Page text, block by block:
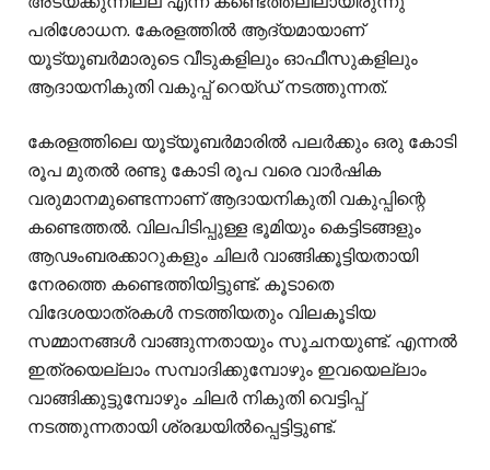
പരിശോധന. കേരളത്തില്‍ ആദ്യമായാണ്
യൂട്യൂബര്‍മാരുടെ വീടുകളിലും ഓഫീസുകളിലും
ആദായനികുതി വകുപ്പ് റെയ്ഡ് നടത്തുന്നത്.
കേരളത്തിലെ യൂട്യൂബര്‍മാരില്‍ പലര്‍ക്കും ഒരു കോടി
രൂപ മുതല്‍ രണ്ടു കോടി രൂപ വരെ വാര്‍ഷിക
വരുമാനമുണ്ടെന്നാണ് ആദായനികുതി വകുപ്പിന്റെ
കണ്ടെത്തല്‍. വിലപിടിപ്പുള്ള ഭൂമിയും കെട്ടിടങ്ങളും
ആഢംബരക്കാറുകളും ചിലര്‍ വാങ്ങിക്കൂട്ടിയതായി
നേരത്തെ കണ്ടെത്തിയിട്ടുണ്ട്. കൂടാതെ
വിദേശയാത്രകള്‍ നടത്തിയതും വിലകൂടിയ
സമ്മാനങ്ങള്‍ വാങ്ങുന്നതായും സൂചനയുണ്ട്. എന്നല്‍
ഇത്രയെല്ലാം സമ്പാദിക്കുമ്പോഴും ഇവയെല്ലാം
വാങ്ങിക്കുട്ടുമ്പോഴും ചിലര്‍ നികുതി വെട്ടിപ്പ്
നടത്തുന്നതായി ശ്രദ്ധയില്‍പ്പെട്ടിട്ടുണ്ട്.